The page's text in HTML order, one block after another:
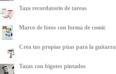
Taza recordatorio de tareas
Marco de fotos con forma de comic
Crea tus propias púas para la guitarra
Tazas con bigotes pintados